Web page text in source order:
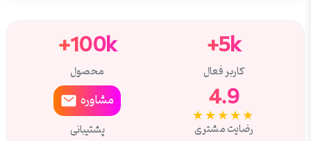
5k+
کاربر فعال
100k+
محصول
4.9
★★★★★
رضایت مشتری
مشاوره
پشتیبانی